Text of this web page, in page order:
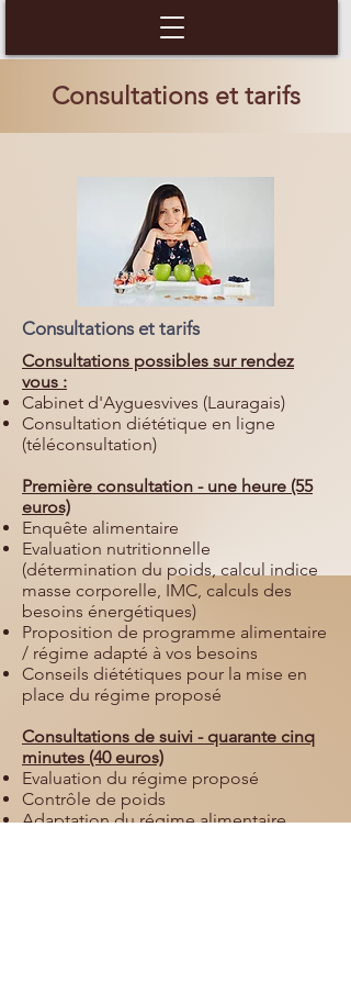
Consultations et tarifs
Consultations et tarifs
Consultations possibles sur rendez
vous :
Cabinet d'Ayguesvives (Lauragais)
Consultation diététique en ligne
(téléconsultation)
Première consultation - une heure (55
euros)
Enquête alimentaire
Evaluation nutritionnelle
(détermination du poids, calcul indice
masse corporelle, IMC, calculs des
besoins énergétiques)
Proposition de programme alimentaire
/ régime adapté à vos besoins
Conseils diététiques pour la mise en
place du régime proposé
Consultations de suivi - quarante cinq
minutes (40 euros)
Evaluation du régime proposé
Contrôle de poids
Adaptation du régime alimentaire